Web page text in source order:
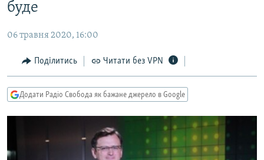
основної
Перейти
пошуку
СУСПІЛЬСТВО
КУЛЬТУРА
СПОРТ
ДОНБАС.РЕАЛІЇ
КРИМ.РЕАЛІЇ
ТИ ЯК?
МУЛЬТИМЕДІА
буде
06 травня 2020, 16:00
Поділитись Читати без VPN
Додати Радіо Свобода як бажане джерело в Google